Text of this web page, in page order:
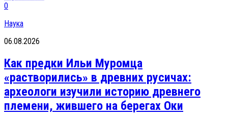
0
Наука
06.08.2026
Как предки Ильи Муромца
«растворились» в древних русичах:
археологи изучили историю древнего
племени, жившего на берегах Оки